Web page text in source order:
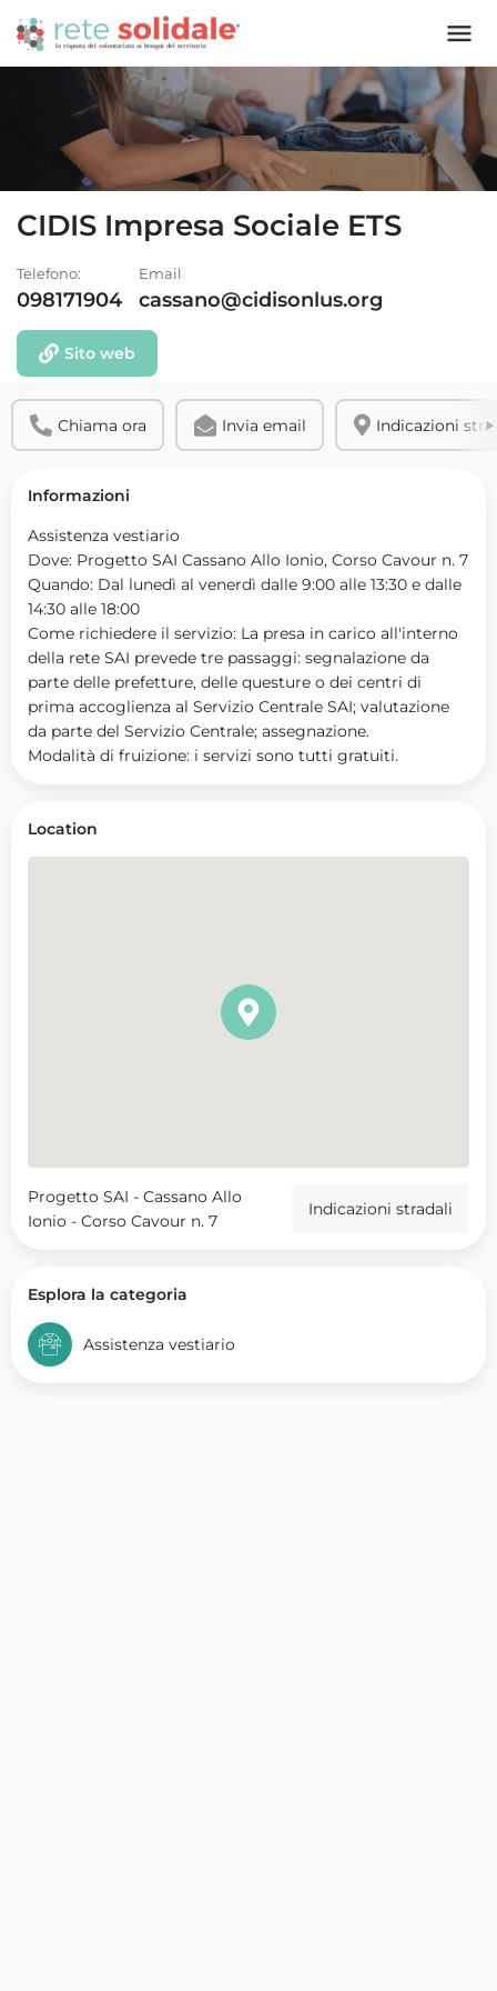
CIDIS Impresa Sociale ETS
Telefono:
098171904
Email
cassano@cidisonlus.org
Sito web
Chiama ora Invia email Indicazioni
Informazioni
Assistenza vestiario
Dove: Progetto SAI Cassano Allo Ionio, Corso Cavour n. 7
Quando: Dal lunedì al venerdì dalle 9:00 alle 13:30 e dalle
14:30 alle 18:00
Come richiedere il servizio: La presa in carico all'interno
della rete SAI prevede tre passaggi: segnalazione da
parte delle prefetture, delle questure o dei centri di
prima accoglienza al Servizio Centrale SAI; valutazione
da parte del Servizio Centrale; assegnazione.
Modalità di fruizione: i servizi sono tutti gratuiti.
Location
Progetto SAI - Cassano Allo
Ionio - Corso Cavour n. 7
Indicazioni stradali
Esplora la categoria
Assistenza vestiario